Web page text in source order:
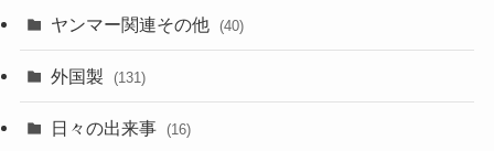
ヤンマー関連その他 (40)
外国製 (131)
日々の出来事 (16)